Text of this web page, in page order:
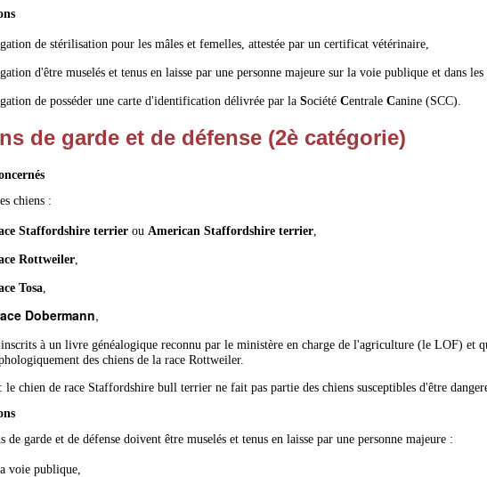
de stérilisation pour les mâles et femelles, attestée par un certificat vétérinaire,
d'être muselés et tenus en laisse par une personne majeure sur la voie publique et dans
de posséder une carte d'identification délivrée par la Société Centrale Canine (SCC).
de garde et de défense (2è catégorie)
chiens :
Staffordshire terrierou American Staffordshire terrier,
Rottweiler,
Tosa,
Dobermann,
à un livre généalogique reconnu par le ministère en charge de l'agriculture (le LOF) et
des chiens de la race Rottweiler.
le chien de race Staffordshire bull terrier ne fait pas partie des chiens susceptibles d'être
de garde et de défense doivent être muselés et tenus en laisse par une personne majeure :
voie publique,